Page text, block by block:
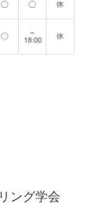
ング学会